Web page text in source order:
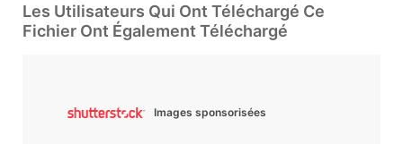
Les Utilisateurs Qui Ont Téléchargé Ce
Fichier Ont Également Téléchargé
Images sponsorisées